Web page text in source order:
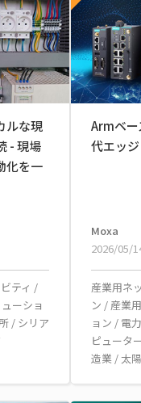
ルな現
- 現場
化を一
ティ /
ーショ
/ シリア
Armベー
代エッジ
Moxa
2026/05/
産業用ネ
ン / 産業
ョン / 電
ピュータ
造業 /太